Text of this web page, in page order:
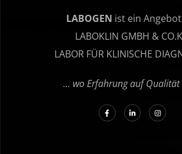
LABOGEN ist ein
LABOKLIN GMBH &
LABOR FÜR KLINISCHE
… wo Erfahrung auf